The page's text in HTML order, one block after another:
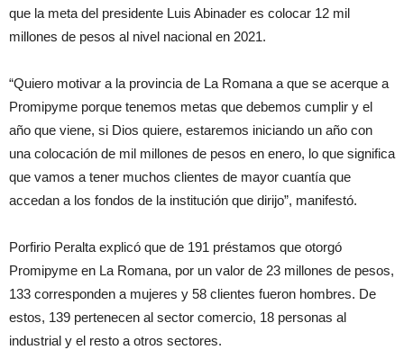
que la meta del presidente Luis Abinader es colocar 12 mil
millones de pesos al nivel nacional en 2021.
“Quiero motivar a la provincia de La Romana a que se acerque a
Promipyme porque tenemos metas que debemos cumplir y el
año que viene, si Dios quiere, estaremos iniciando un año con
una colocación de mil millones de pesos en enero, lo que significa
que vamos a tener muchos clientes de mayor cuantía que
accedan a los fondos de la institución que dirijo”, manifestó.
Porfirio Peralta explicó que de 191 préstamos que otorgó
Promipyme en La Romana, por un valor de 23 millones de pesos,
133 corresponden a mujeres y 58 clientes fueron hombres. De
estos, 139 pertenecen al sector comercio, 18 personas al
industrial y el resto a otros sectores.